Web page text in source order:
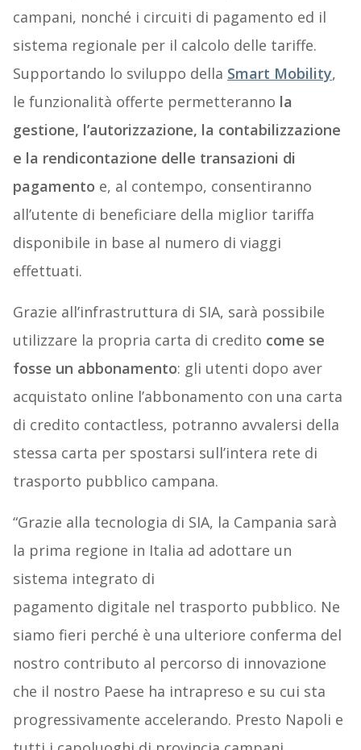
campani, nonché i circuiti di pagamento ed il
sistema regionale per il calcolo delle tariffe.
Supportando lo sviluppo della Smart Mobility,
le funzionalità offerte permetteranno la
gestione, l’autorizzazione, la contabilizzazione
e la rendicontazione delle transazioni di
pagamento e, al contempo, consentiranno
all’utente di beneficiare della miglior tariffa
disponibile in base al numero di viaggi
effettuati.
Grazie all’infrastruttura di SIA, sarà possibile
utilizzare la propria carta di credito come se
fosse un abbonamento: gli utenti dopo aver
acquistato online l’abbonamento con una carta
di credito contactless, potranno avvalersi della
stessa carta per spostarsi sull’intera rete di
trasporto pubblico campana.
“Grazie alla tecnologia di SIA, la Campania sarà
la prima regione in Italia ad adottare un
sistema integrato di
pagamento digitale nel trasporto pubblico. Ne
siamo fieri perché è una ulteriore conferma del
nostro contributo al percorso di innovazione
che il nostro Paese ha intrapreso e su cui sta
progressivamente accelerando. Presto Napoli e